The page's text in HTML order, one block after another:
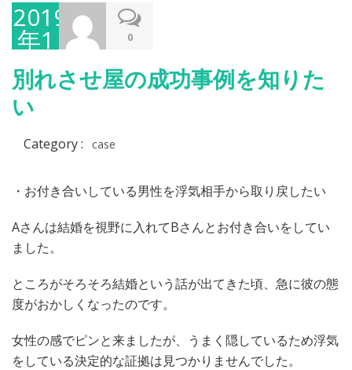
2019
年1
月
22
日
0
別れさせ屋の成功事例を知りた
い
Category : case
・お付き合いしている男性を浮気相手から取り戻したい
Aさんは結婚を視野に入れてBさんとお付き合いをしてい
ました。
ところがそろそろ結婚という話が出てきた頃、急に彼の態
度がおかしくなったのです。
女性の感でピンと来ましたが、うまく隠しているため浮気
をしている決定的な証拠は見つかりませんでした。